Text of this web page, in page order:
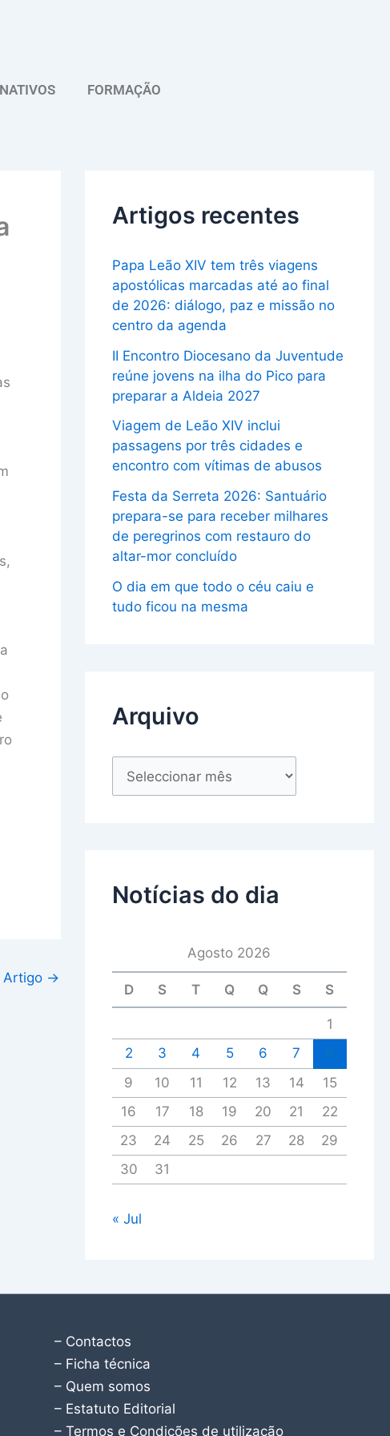
FORMAÇÃO
Artigo →
Artigos recentes
Papa Leão XIV tem três viagens
apostólicas marcadas até ao final
de 2026: diálogo, paz e missão no
centro da agenda
II Encontro Diocesano da Juventude
reúne jovens na ilha do Pico para
preparar a Aldeia 2027
Viagem de Leão XIV inclui
passagens por três cidades e
encontro com vítimas de abusos
Festa da Serreta 2026: Santuário
prepara-se para receber milhares
de peregrinos com restauro do
altar-mor concluído
O dia em que todo o céu caiu e
tudo ficou na mesma
Arquivo
u
Notícias do dia
Agosto 2026
D S T Q Q S S
1
2
3 4 5 6 7
9
10 11 12 13 14
15
16
17 18 19 20 21
22
23
24 25 26 27 28
29
30
31
« Jul
– Contactos
– Ficha técnica
– Quem somos
– Estatuto Editorial
– Termos e Condições de utilização